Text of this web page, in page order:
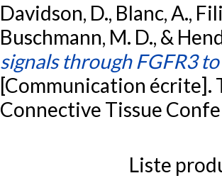
Davidson, D., Blanc, A.,
Buschmann, M. D., &
signals through FGFR3
[Communication écrite].
Connective Tissue
Liste